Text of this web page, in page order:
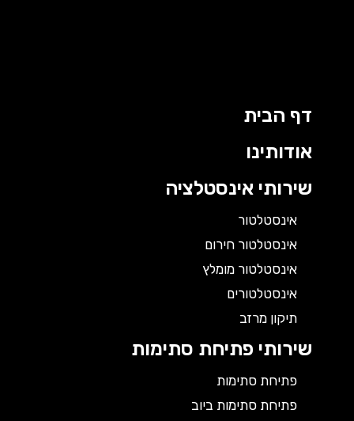
דף הבית
אודותינו
שירותי אינסטלציה
אינסטלטור
אינסטלטור חירום
אינסטלטור מומלץ
אינסטלטורים
תיקון מרזב
שירותי פתיחת סתימות
פתיחת סתימות
פתיחת סתימות ביוב